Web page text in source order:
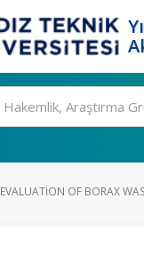
EVALUATION OF BORAX